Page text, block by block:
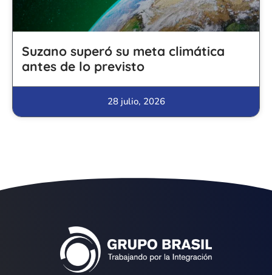
Suzano superó su meta climática
antes de lo previsto
28 julio, 2026